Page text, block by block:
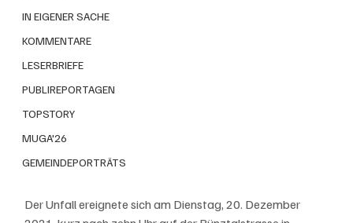
IN EIGENER SACHE
KOMMENTARE
LESERBRIEFE
PUBLIREPORTAGEN
TOPSTORY
MUGA'26
GEMEINDEPORTRÄTS
Der Unfall ereignete sich am Dienstag, 20. Dezember